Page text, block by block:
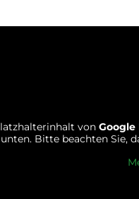
von Google
Bitte beachten Sie,